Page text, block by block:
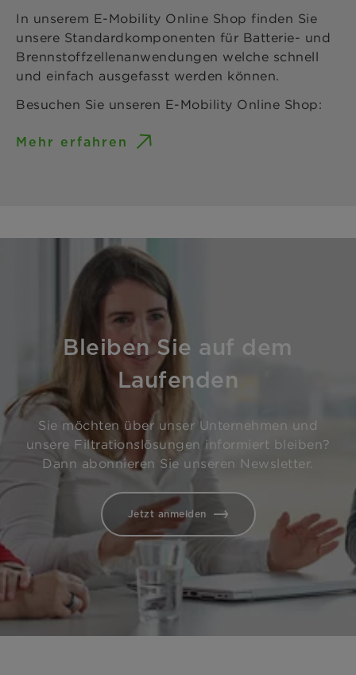
In unserem E-Mobility Online Shop finden Sie
unsere Standardkomponenten für Batterie- und
Brennstoffzellenanwendungen welche schnell
und einfach ausgefasst werden können.
Besuchen Sie unseren E-Mobility Online Shop:
Mehr erfahren
Bleiben Sie auf dem
Laufenden
Sie möchten über unser Unternehmen und
unsere Filtrationslösungen informiert bleiben?
Dann abonnieren Sie unseren Newsletter.
Jetzt anmelden